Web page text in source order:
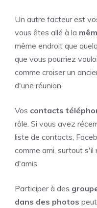
Un autre facteur est
vous êtes allé à la
même endroit que
que vous pourriez
comme croiser un
d'une réunion.
Vos contacts
rôle. Si vous avez
liste de contacts,
comme ami, surtout
d'amis.
Participer à des
dans des photos